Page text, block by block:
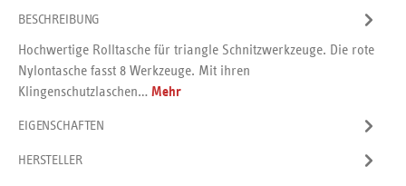
BESCHREIBUNG
Hochwertige Rolltasche für triangle Schnitzwerkzeuge. Die rote
Nylontasche fasst 8 Werkzeuge. Mit ihren
Klingenschutzlaschen… Mehr
EIGENSCHAFTEN
HERSTELLER